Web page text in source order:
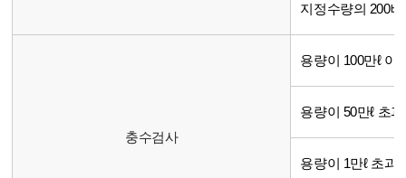
지정수량의 200
충수검사
용량이 100만ℓ 이
용량이 50만ℓ 초
용량이 1만ℓ 초과